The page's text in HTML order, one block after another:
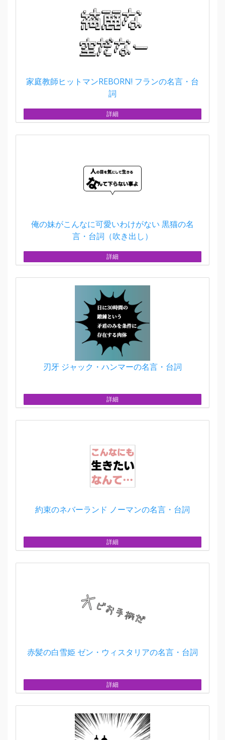
家庭教師ヒットマンREBORN! フランの名言・台
詞
詳細
俺の妹がこんなに可愛いわけがない 黒猫の名
言・台詞（吹き出し）
詳細
刃牙 ジャック・ハンマーの名言・台詞
詳細
約束のネバーランド ノーマンの名言・台詞
詳細
赤髪の白雪姫 ゼン・ウィスタリアの名言・台詞
詳細